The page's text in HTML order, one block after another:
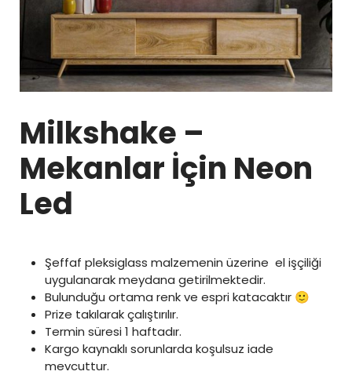
Milkshake –
Mekanlar İçin Neon
Led
Şeffaf pleksiglass malzemenin üzerine el işçiliği
uygulanarak meydana getirilmektedir.
Bulunduğu ortama renk ve espri katacaktır 🙂
Prize takılarak çalıştırılır.
Termin süresi 1 haftadır.
Kargo kaynaklı sorunlarda koşulsuz iade
mevcuttur.